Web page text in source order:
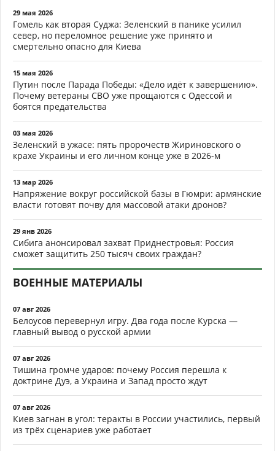
29 мая 2026
Гомель как вторая Суджа: Зеленский в панике усилил
север, но переломное решение уже принято и
смертельно опасно для Киева
15 мая 2026
Путин после Парада Победы: «Дело идёт к завершению».
Почему ветераны СВО уже прощаются с Одессой и
боятся предательства
03 мая 2026
Зеленский в ужасе: пять пророчеств Жириновского о
крахе Украины и его личном конце уже в 2026-м
13 мар 2026
Напряжение вокруг российской базы в Гюмри: армянские
власти готовят почву для массовой атаки дронов?
29 янв 2026
Сибига анонсировал захват Приднестровья: Россия
сможет защитить 250 тысяч своих граждан?
ВОЕННЫЕ МАТЕРИАЛЫ
07 авг 2026
Белоусов перевернул игру. Два года после Курска —
главный вывод о русской армии
07 авг 2026
Тишина громче ударов: почему Россия перешла к
доктрине Дуэ, а Украина и Запад просто ждут
07 авг 2026
Киев загнан в угол: теракты в России участились, первый
из трёх сценариев уже работает